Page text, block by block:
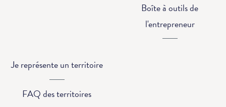
Boîte à outils de
l'entrepreneur
Je représente un territoire
FAQ des territoires